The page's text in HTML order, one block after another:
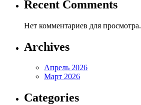
Recent Comments
Нет комментариев для просмотра.
Archives
Апрель 2026
Март 2026
Categories